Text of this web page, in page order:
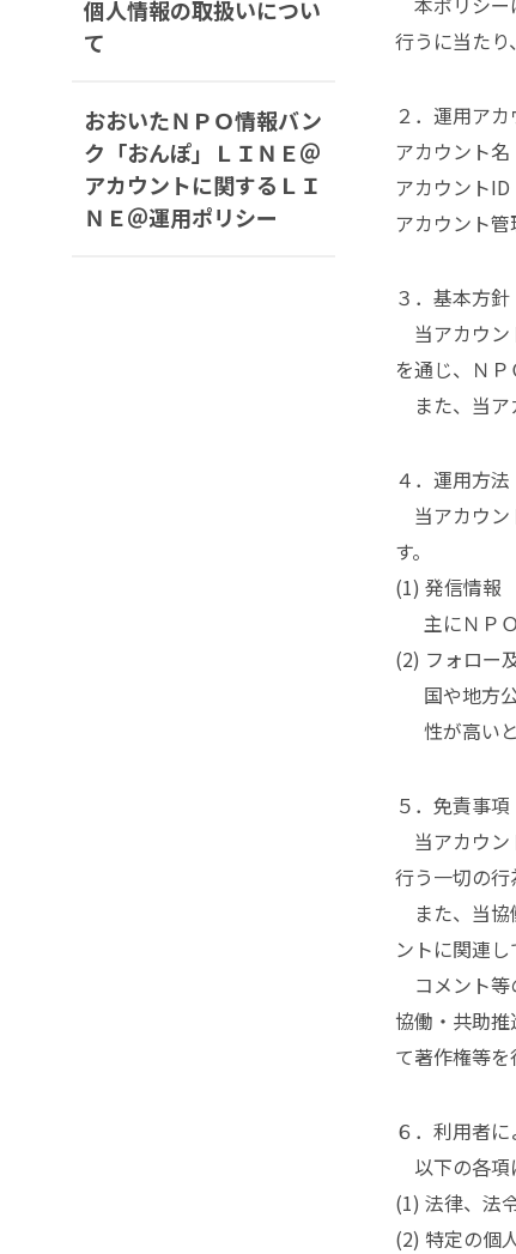
行うに当たり
２．運用アカ
アカウント名
アカウント
アカウント
３．基本方針
当アカウン
を通じ、Ｎ
また、当ア
４．運用方法
当アカウン
す。
(1) 発信情報
主にＮＰ
(2) フォロー
国や地方
性が高い
５．免責事項
当アカウン
行う一切の行
また、当協
ントに関連
コメント等
協働・共助
て著作権等を
６．利用者
以下の各項
(1) 法律、法
(2) 特定の個
個人情報の取扱いについ
て
おおいたＮＰＯ情報バン
ク「おんぽ」ＬＩＮＥ＠
アカウントに関するＬＩ
ＮＥ＠運用ポリシー